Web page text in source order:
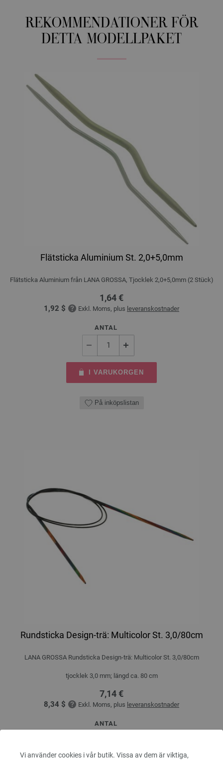
Vi använder cookies i vår butik. Vissa av dem är viktiga,
REKOMMENDATIONER FÖR
DETTA MODELLPAKET
Flätsticka Aluminium St. 2,0+5,0mm
Flätsticka Aluminium från LANA GROSSA, Tjocklek 2,0+5,0mm (2 Stück)
1,64 €
1,92 $ Exkl. Moms, plus leveranskostnader
ANTAL
I VARUKORGEN
På inköpslistan
Rundsticka Design-trä: Multicolor St. 3,0/80cm
LANA GROSSA Rundsticka Design-trä: Multicolor St. 3,0/80cm
tjocklek 3,0 mm; längd ca. 80 cm
7,14 €
8,34 $ Exkl. Moms, plus leveranskostnader
ANTAL